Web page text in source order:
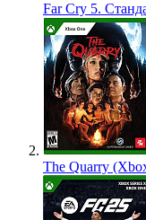
Far Cry 5.
The Quarry